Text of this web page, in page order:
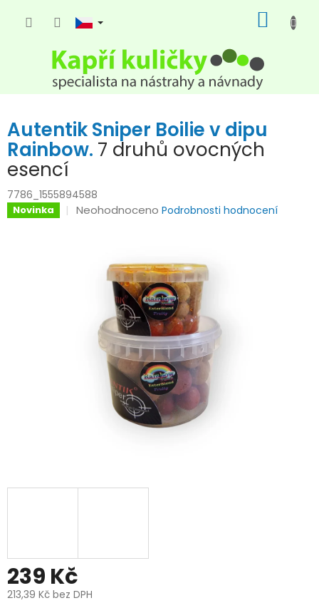
KOŠÍK
Autentik Sniper Boilie v dipu
Rainbow. 7 druhů ovocných
esencí
7786_1555894588
Novinka
Průměrné
hvězdiček.
Neohodnoceno Podrobnosti hodnocení
239 Kč
213,39 Kč bez DPH